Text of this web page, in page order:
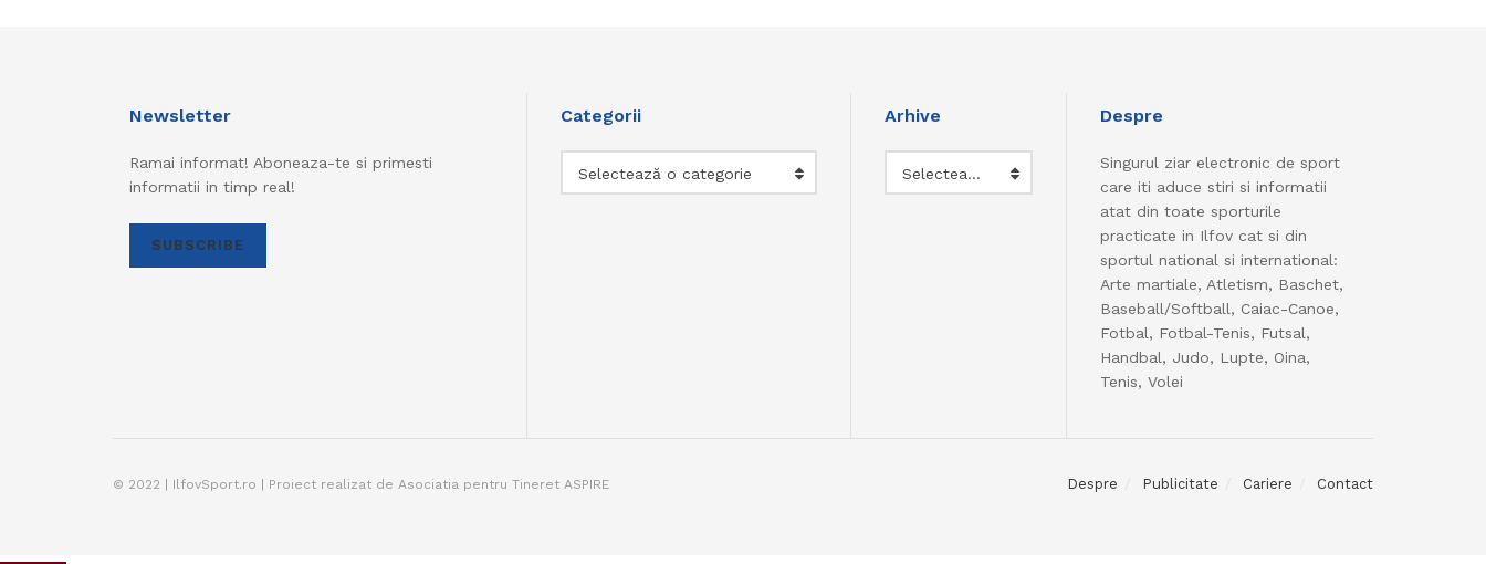
Newsletter
Ramai informat! Aboneaza-te si primesti
informatii in timp real!
SUBSCRIBE
Categorii
Selectează o categorie
Arhive
Selectează luna
Despre
Singurul ziar electronic de sport
care iti aduce stiri si informatii
atat din toate sporturile
practicate in Ilfov cat si din
sportul national si international:
Arte martiale, Atletism, Baschet,
Baseball/Softball, Caiac-Canoe,
Fotbal, Fotbal-Tenis, Futsal,
Handbal, Judo, Lupte, Oina,
Tenis, Volei
Despre Publicitate Cariere Contact
© 2022 | IlfovSport.ro | Proiect realizat de Asociatia pentru Tineret ASPIRE